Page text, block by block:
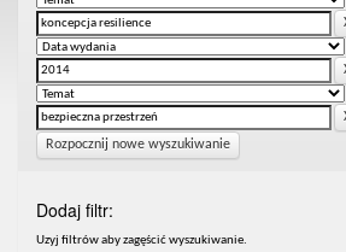
Rozpocznij nowe wyszukiwanie
Dodaj filtr:
Uzyj filtrów aby zagęścić wyszukiwanie.